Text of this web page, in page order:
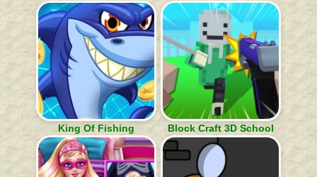
King Of Fishing Block Craft 3D School